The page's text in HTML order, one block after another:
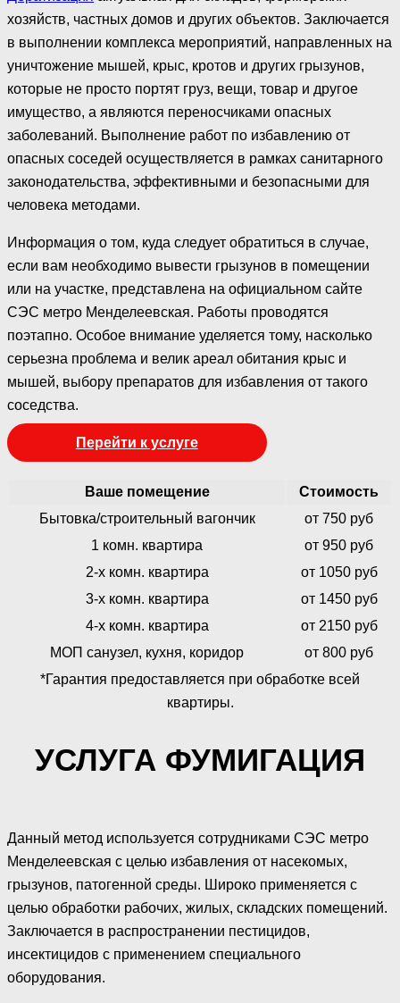
хозяйств, частных домов и других объектов. Заключается
в выполнении комплекса мероприятий, направленных на
уничтожение мышей, крыс, кротов и других грызунов,
которые не просто портят груз, вещи, товар и другое
имущество, а являются переносчиками опасных
заболеваний. Выполнение работ по избавлению от
опасных соседей осуществляется в рамках санитарного
законодательства, эффективными и безопасными для
человека методами.
Информация о том, куда следует обратиться в случае,
если вам необходимо вывести грызунов в помещении
или на участке, представлена на официальном сайте
СЭС метро Менделеевская. Работы проводятся
поэтапно. Особое внимание уделяется тому, насколько
серьезна проблема и велик ареал обитания крыс и
мышей, выбору препаратов для избавления от такого
соседства.
Перейти к услуге
Ваше помещение
Стоимость
Бытовка/строительный вагончик
от 750 руб
1 комн. квартира
от 950 руб
2-х комн. квартира
от 1050 руб
3-х комн. квартира
от 1450 руб
4-х комн. квартира
от 2150 руб
МОП санузел, кухня, коридор
от 800 руб
*Гарантия предоставляется при обработке всей
квартиры.
УСЛУГА ФУМИГАЦИЯ
Данный метод используется сотрудниками СЭС метро
Менделеевская с целью избавления от насекомых,
грызунов, патогенной среды. Широко применяется с
целью обработки рабочих, жилых, складских помещений.
Заключается в распространении пестицидов,
инсектицидов с применением специального
оборудования.